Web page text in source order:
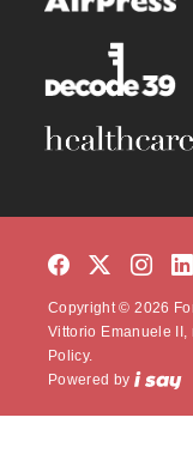
Copyright © 2026
Vittorio Emanuele II,
Policy.
Powered by